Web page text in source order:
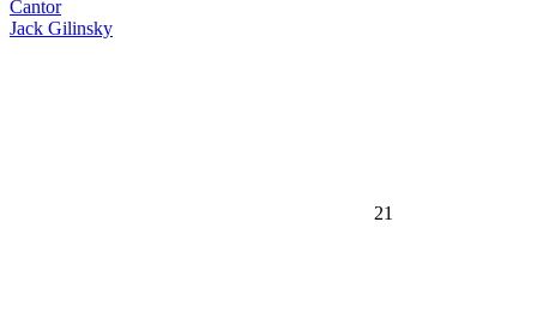
Cantor
Jack Gilinsky
21